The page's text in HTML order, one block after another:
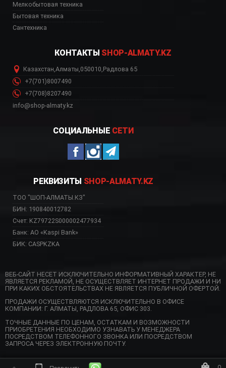
Мелкобытовая техника
Бытовая техника
Сантехника
КОНТАКТЫ SHOP-ALMATY.KZ
Казахстан,Алматы,050010,Радлова 65
+7(701)8007490
+7(708)8207490
info@shop-almaty.kz
СОЦИАЛЬНЫЕ СЕТИ
РЕКВИЗИТЫ SHOP-ALMATY.KZ
ТОО "ШОП-АЛМАТЫ.КЗ"
БИН: 190840012782
Счет: KZ79722S000002477934
Банк: АО «Kaspi Bank»
БИК: CASPKZKA
ВЕБ-САЙТ НЕСЕТ ИСКЛЮЧИТЕЛЬНО ИНФОРМАТИВНЫЙ ХАРАКТЕР, НЕ
ЯВЛЯЕТСЯ РЕКЛАМОЙ, НЕ ОСУЩЕСТВЛЯЕТ ИНТЕРНЕТ ПРОДАЖИ И НИ
ПРИ КАКИХ ОБСТОЯТЕЛЬСТВАХ НЕ ЯВЛЯЕТСЯ ПУБЛИЧНОЙ ОФЕРТОЙ.
ПРОДАЖИ ОСУЩЕСТВЛЯЮТСЯ ИСКЛЮЧИТЕЛЬНО В ОФИСЕ
КОМПАНИИ: Г. АЛМАТЫ, РАДЛОВА 65, ОФИС 303.
ТОЧНЫЕ ДАННЫЕ ПО ЦЕНАМ, ОСТАТКАМ И ВОЗМОЖНОСТИ
ПРИОБРЕТЕНИЯ НЕОБХОДИМО УЗНАВАТЬ У МЕНЕДЖЕРА
ПОСРЕДСТВОМ ТЕЛЕФОННОГО ЗВОНКА ИЛИ ПОСРЕДСТВОМ
ЗАПРОСА ЧЕРЕЗ ЭЛЕКТРОННУЮ ПОЧТУ.